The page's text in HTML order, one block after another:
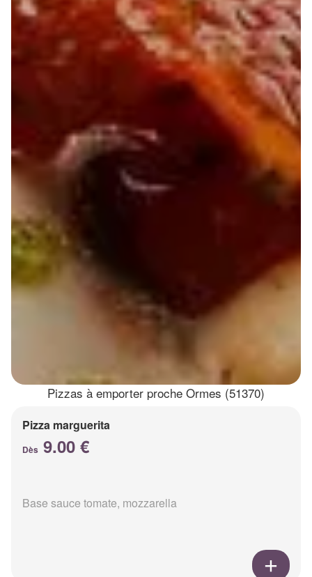
Pizzas à emporter proche Ormes (51370)
Pizza marguerita
Dès 9.00 €
Base sauce tomate, mozzarella